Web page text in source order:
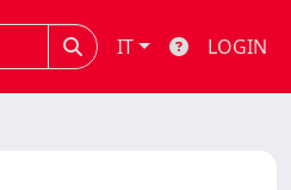
IT LOGIN